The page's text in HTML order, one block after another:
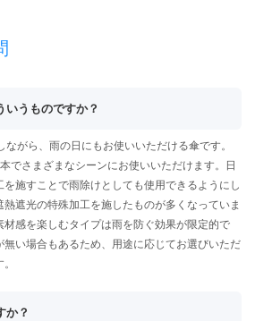
いうものですか？
がら、雨の日にもお使いいただける傘です。
でさまざまなシーンにお使いいただけます。日
施すことで雨除けとしても使用できるようにし
遮光の特殊加工を施したものが多くなっていま
感を楽しむタイプは雨を防ぐ効果が限定的で
無い場合もあるため、用途に応じてお選びいただ
か？